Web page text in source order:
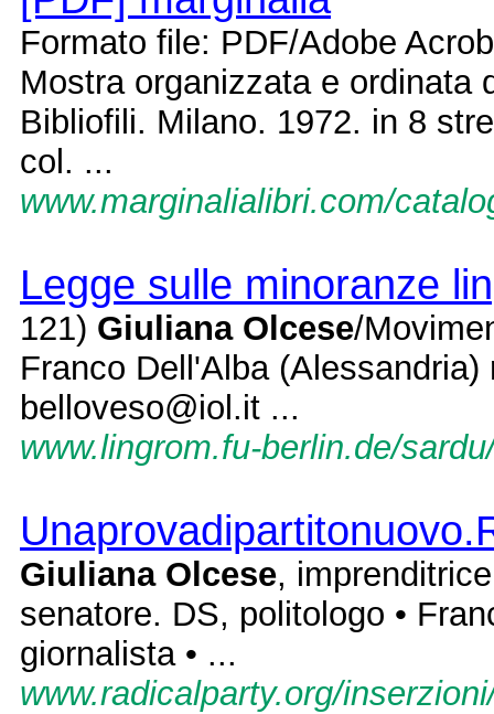
Formato file: PDF/Adobe
Mostra organizzata e ordinata
Bibliofili. Milano. 1972. in 8
col. ...
www.marginalialibri.com/
Legge sulle minoranze
121) Giuliana Olcese/
Franco Dell'Alba
belloveso@iol.it ...
www.lingrom.fu-berlin.de/
Giuliana Olcese,
senatore. DS, politologo •
giornalista • ...
www.radicalparty.org/